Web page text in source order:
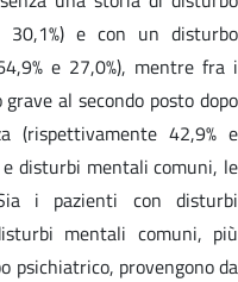
30,1%) e con un disturbo
e 27,0%), mentre fra i
al secondo posto dopo
(rispettivamente 42,9% e
e disturbi mentali comuni, le
i pazienti con disturbi
mentali comuni, più
psichiatrico, provengono da